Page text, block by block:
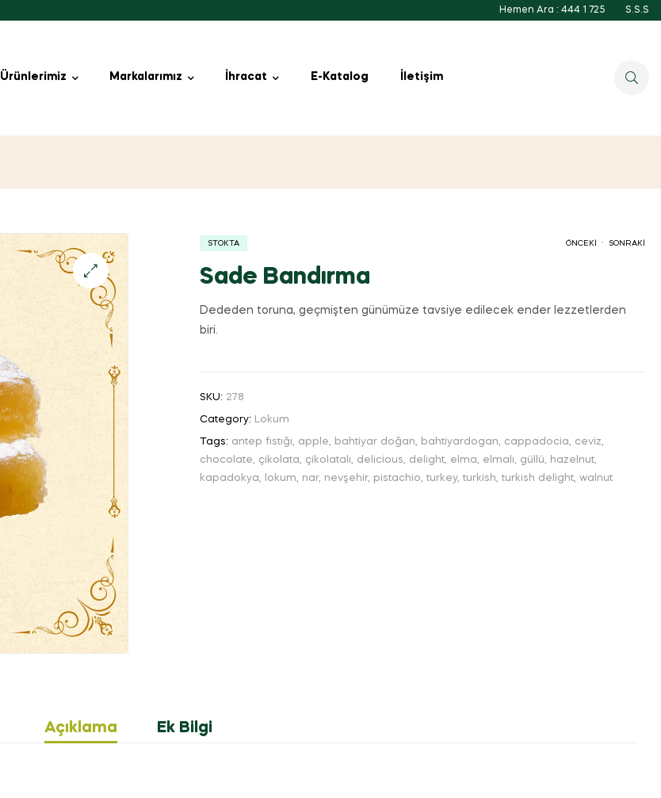
Hemen Ara : 444 1 725 S.S.S
Ürünlerimiz Markalarımız İhracat E-Katalog İletişim
ÖNCEKI SONRAKI
STOKTA
Sade Bandırma
Dededen toruna, geçmişten günümüze tavsiye edilecek ender lezzetlerden
biri.
SKU: 278
Category: Lokum
Tags: antep fıstığı, apple, bahtiyar doğan, bahtiyardogan, cappadocia, ceviz,
chocolate, çikolata, çikolatalı, delicious, delight, elma, elmalı, güllü, hazelnut,
kapadokya, lokum, nar, nevşehir, pistachio, turkey, turkish, turkish delight, walnut
Açıklama Ek Bilgi